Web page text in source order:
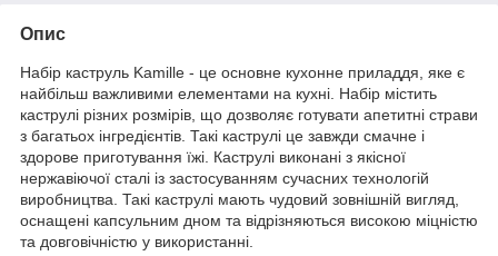
Опис
Набір каструль Kamille - це основне кухонне приладдя, яке є
найбільш важливими елементами на кухні. Набір містить
каструлі різних розмірів, що дозволяє готувати апетитні страви
з багатьох інгредієнтів. Такі каструлі це завжди смачне і
здорове приготування їжі. Каструлі виконані з якісної
нержавіючої сталі із застосуванням сучасних технологій
виробництва. Такі каструлі мають чудовий зовнішній вигляд,
оснащені капсульним дном та відрізняються високою міцністю
та довговічністю у використанні.